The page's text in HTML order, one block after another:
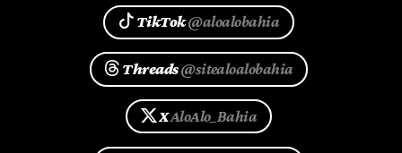
TikTok@aloalobahia
Threads@sitealoalobahia
XAloAlo_Bahia